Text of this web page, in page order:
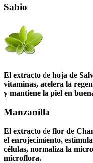
Sabio
El extracto de hoja de
vitaminas, acelera la
y mantiene la piel en
Manzanilla
El extracto de flor de
el enrojecimiento,
células, normaliza la
microflora.